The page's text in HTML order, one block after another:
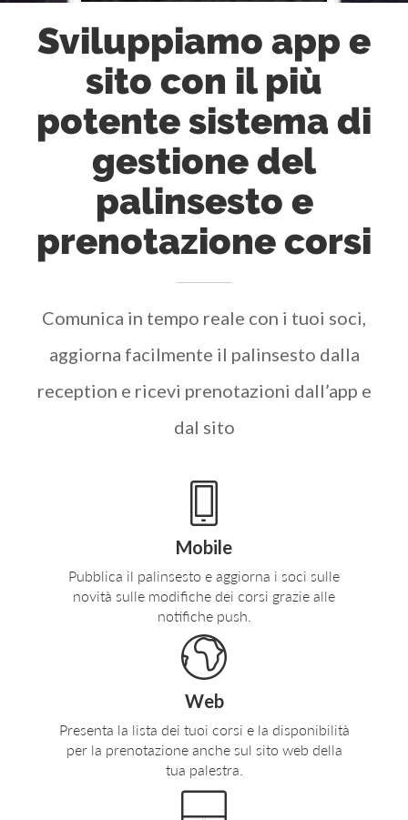
Sviluppiamo app e
sito con il più
potente sistema di
gestione del
palinsesto e
prenotazione corsi
Comunica in tempo reale con i tuoi soci,
aggiorna facilmente il palinsesto dalla
reception e ricevi prenotazioni dall’app e
dal sito
Mobile
Pubblica il palinsesto e aggiorna i soci sulle
novità sulle modifiche dei corsi grazie alle
notifiche push.
Web
Presenta la lista dei tuoi corsi e la disponibilità
per la prenotazione anche sul sito web della
tua palestra.